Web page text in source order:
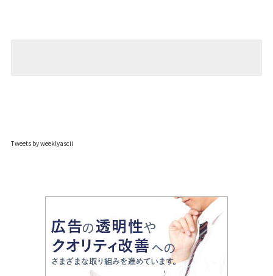
Tweets by weeklyascii